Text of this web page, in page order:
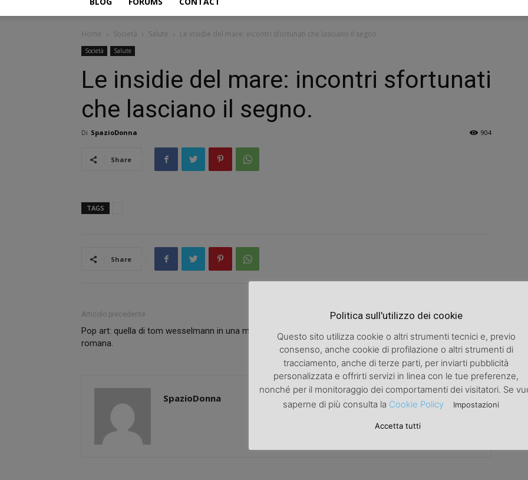
Home Società Salute Le insidie del mare: incontri sfortunati che lasciano il segno.
Società Salute
Le insidie del mare: incontri sfortunati
che lasciano il segno.
Di SpazioDonna 904
Share
TAGS
Share
Articolo precedente
Pop art: quella di tom wesselmann in una mostra
romana.
Articolo successivo
Novità dal mondo del fitness: ecco come
allenarsi sul bosu.
SpazioDonna
Politica sull'utilizzo dei cookie
Questo sito utilizza cookie o altri strumenti tecnici e, previo
consenso, anche cookie di profilazione o altri strumenti di
tracciamento, anche di terze parti, per inviarti pubblicità
personalizzata e offrirti servizi in linea con le tue preferenze,
nonché per il monitoraggio dei comportamenti dei visitatori. Se
saperne di più consulta la Cookie Policy Impostazioni
Accetta tutti